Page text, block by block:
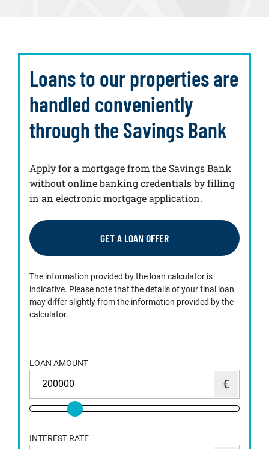
Loans to our properties are
handled conveniently
through the Savings Bank
Apply for a mortgage from the Savings Bank
without online banking credentials by filling
in an electronic mortgage application.
GET A LOAN OFFER
The information provided by the loan calculator is
indicative. Please note that the details of your final loan
may differ slightly from the information provided by the
calculator.
LOAN AMOUNT
INTEREST RATE